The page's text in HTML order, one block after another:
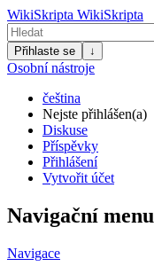
WikiSkripta WikiSkripta
Přihlaste se ↓
Osobní nástroje
čeština
Nejste přihlášen(a)
Diskuse
Příspěvky
Přihlášení
Vytvořit účet
Navigační menu
Navigace